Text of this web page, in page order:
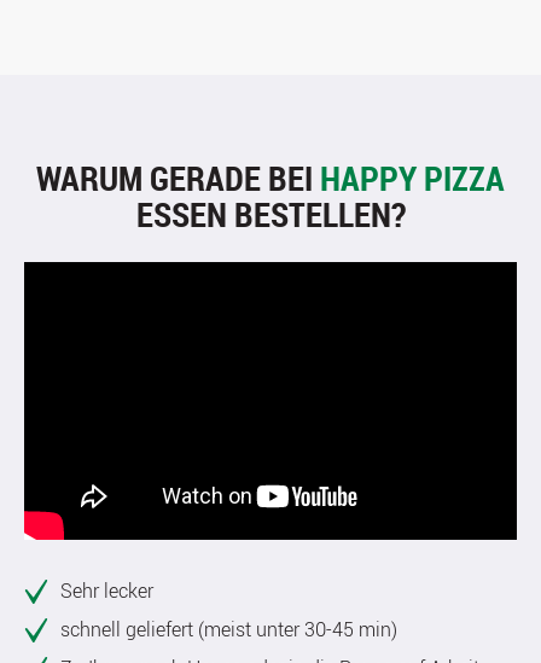
WARUM GERADE BEI HAPPY PIZZA
ESSEN BESTELLEN?
Sehr lecker
schnell geliefert (meist unter 30-45 min)